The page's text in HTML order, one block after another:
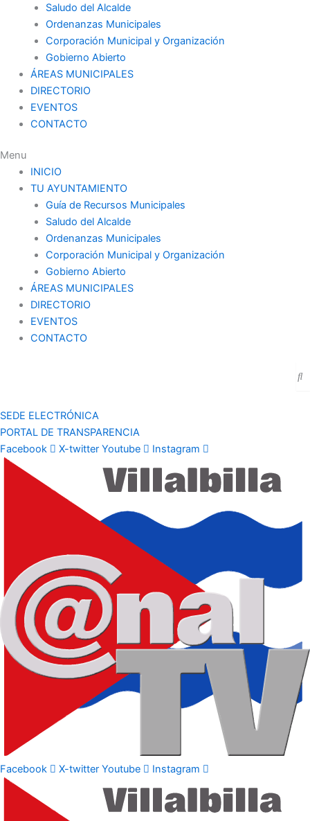
Saludo del Alcalde
Ordenanzas Municipales
Corporación Municipal y Organización
Gobierno Abierto
ÁREAS MUNICIPALES
DIRECTORIO
EVENTOS
CONTACTO
Menu
INICIO
TU AYUNTAMIENTO
Guía de Recursos Municipales
Saludo del Alcalde
Ordenanzas Municipales
Corporación Municipal y Organización
Gobierno Abierto
ÁREAS MUNICIPALES
DIRECTORIO
EVENTOS
CONTACTO
SEDE ELECTRÓNICA
PORTAL DE TRANSPARENCIA
Facebook
X-twitter Youtube Instagram
Facebook X-twitter Youtube Instagram